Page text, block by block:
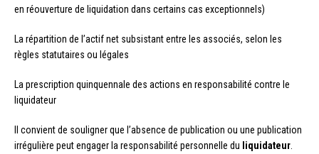
en réouverture de liquidation dans certains cas exceptionnels)
La répartition de l’actif net subsistant entre les associés, selon les
règles statutaires ou légales
La prescription quinquennale des actions en responsabilité contre le
liquidateur
Il convient de souligner que l’absence de publication ou une publication
irrégulière peut engager la responsabilité personnelle du liquidateur